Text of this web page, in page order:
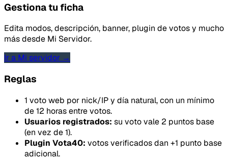
Gestiona tu ficha
Edita modos, descripción, banner, plugin de votos y mucho
más desde Mi Servidor.
Ir a Mi servidor →
Reglas
1 voto web por nick/IP y día natural, con un mínimo
de 12 horas entre votos.
Usuarios registrados: su voto vale 2 puntos base
(en vez de 1).
Plugin Vota40: votos verificados dan +1 punto base
adicional.